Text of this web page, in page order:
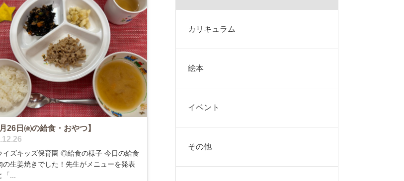
月26日㈮の給食・おやつ】
イズキッズ保育園 ◎給食の様子 今日の給食
の生姜焼きでした！先生がメニューを発表
「...
カリキュラム
絵本
イベント
その他